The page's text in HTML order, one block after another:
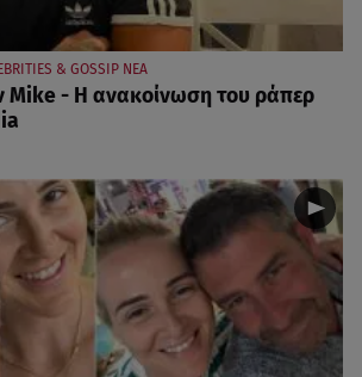
& GOSSIP ΝΕΑ
Mike - Η ανακοίνωση του ράπερ